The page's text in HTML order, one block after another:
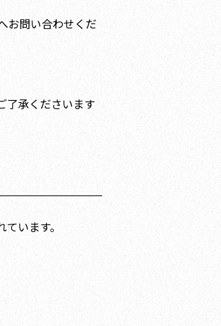
お問い合わせくだ
了承くださいます
います。